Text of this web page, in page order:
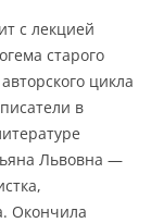
с лекцией
старого
цикла
в
Львовна —
Окончила